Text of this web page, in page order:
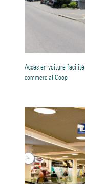
Accès en voiture
commercial Coop